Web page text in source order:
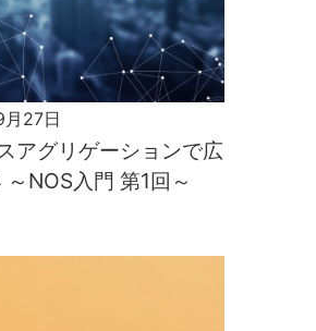
27日
アグリゲーションで広
～NOS入門 第1回～